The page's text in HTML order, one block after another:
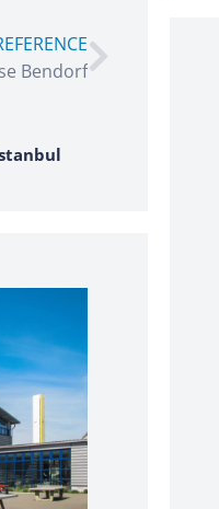
Bendorf